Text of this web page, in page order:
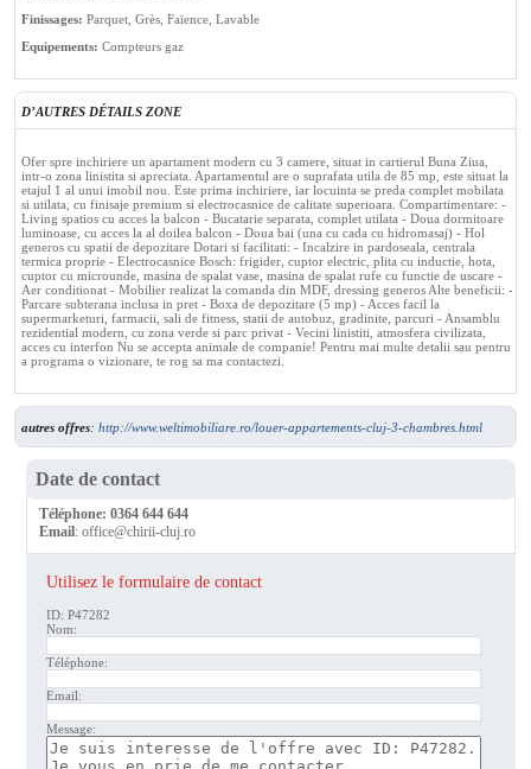
Finissages: Parquet, Grès, Faïence, Lavable
Equipements: Compteurs gaz
D’AUTRES DÉTAILS ZONE
Ofer spre inchiriere un apartament modern cu 3 camere, situat in cartierul Buna Ziua,
intr-o zona linistita si apreciata. Apartamentul are o suprafata utila de 85 mp, este situat la
etajul 1 al unui imobil nou. Este prima inchiriere, iar locuinta se preda complet mobilata
si utilata, cu finisaje premium si electrocasnice de calitate superioara. Compartimentare: -
Living spatios cu acces la balcon - Bucatarie separata, complet utilata - Doua dormitoare
luminoase, cu acces la al doilea balcon - Doua bai (una cu cada cu hidromasaj) - Hol
generos cu spatii de depozitare Dotari si facilitati: - Incalzire in pardoseala, centrala
termica proprie - Electrocasnice Bosch: frigider, cuptor electric, plita cu inductie, hota,
cuptor cu microunde, masina de spalat vase, masina de spalat rufe cu functie de uscare -
Aer conditionat - Mobilier realizat la comanda din MDF, dressing generos Alte beneficii: -
Parcare subterana inclusa in pret - Boxa de depozitare (5 mp) - Acces facil la
supermarketuri, farmacii, sali de fitness, statii de autobuz, gradinite, parcuri - Ansamblu
rezidential modern, cu zona verde si parc privat - Vecini linistiti, atmosfera civilizata,
acces cu interfon Nu se accepta animale de companie! Pentru mai multe detalii sau pentru
a programa o vizionare, te rog sa ma contactezi.
autres offres: http://www.weltimobiliare.ro/louer-appartements-cluj-3-chambres.html
Date de contact
Téléphone:0364 644 644
Email:office@chirii-cluj.ro
Utilisez le formulaire de contact
ID: P47282
Nom:
Téléphone:
Email:
Message: